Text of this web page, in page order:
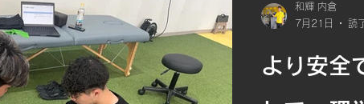
より安全
和輝 内倉
7月21日
読